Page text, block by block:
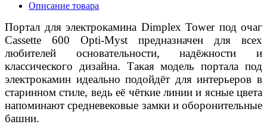
Описание товара
Портал для электрокамина Dimplex Tower под очаг
Cassette 600 Opti-Myst предназначен для всех
любителей основательности, надёжности и
классического дизайна. Такая модель портала под
электрокамин идеально подойдёт для интерьеров в
старинном стиле, ведь её чёткие линии и ясные цвета
напоминают средневековые замки и оборонительные
башни.